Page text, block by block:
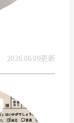
2026.06.09更新